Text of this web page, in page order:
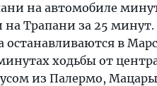
на автомобиле
Трапани за 25
останавливаются в
ходьбы от
из Палермо,